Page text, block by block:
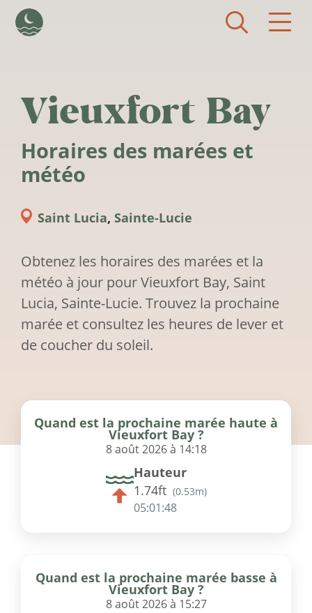
Vieuxfort Bay
Horaires des marées et
météo
Saint Lucia, Sainte-Lucie
Obtenez les horaires des marées et la
météo à jour pour Vieuxfort Bay, Saint
Lucia, Sainte-Lucie. Trouvez la prochaine
marée et consultez les heures de lever et
de coucher du soleil.
Quand est la prochaine marée haute à
Vieuxfort Bay ?
8 août 2026 à 14:18
Hauteur
1.74ft (0.53m)
05:01:48
Quand est la prochaine marée basse à
Vieuxfort Bay ?
8 août 2026 à 15:27